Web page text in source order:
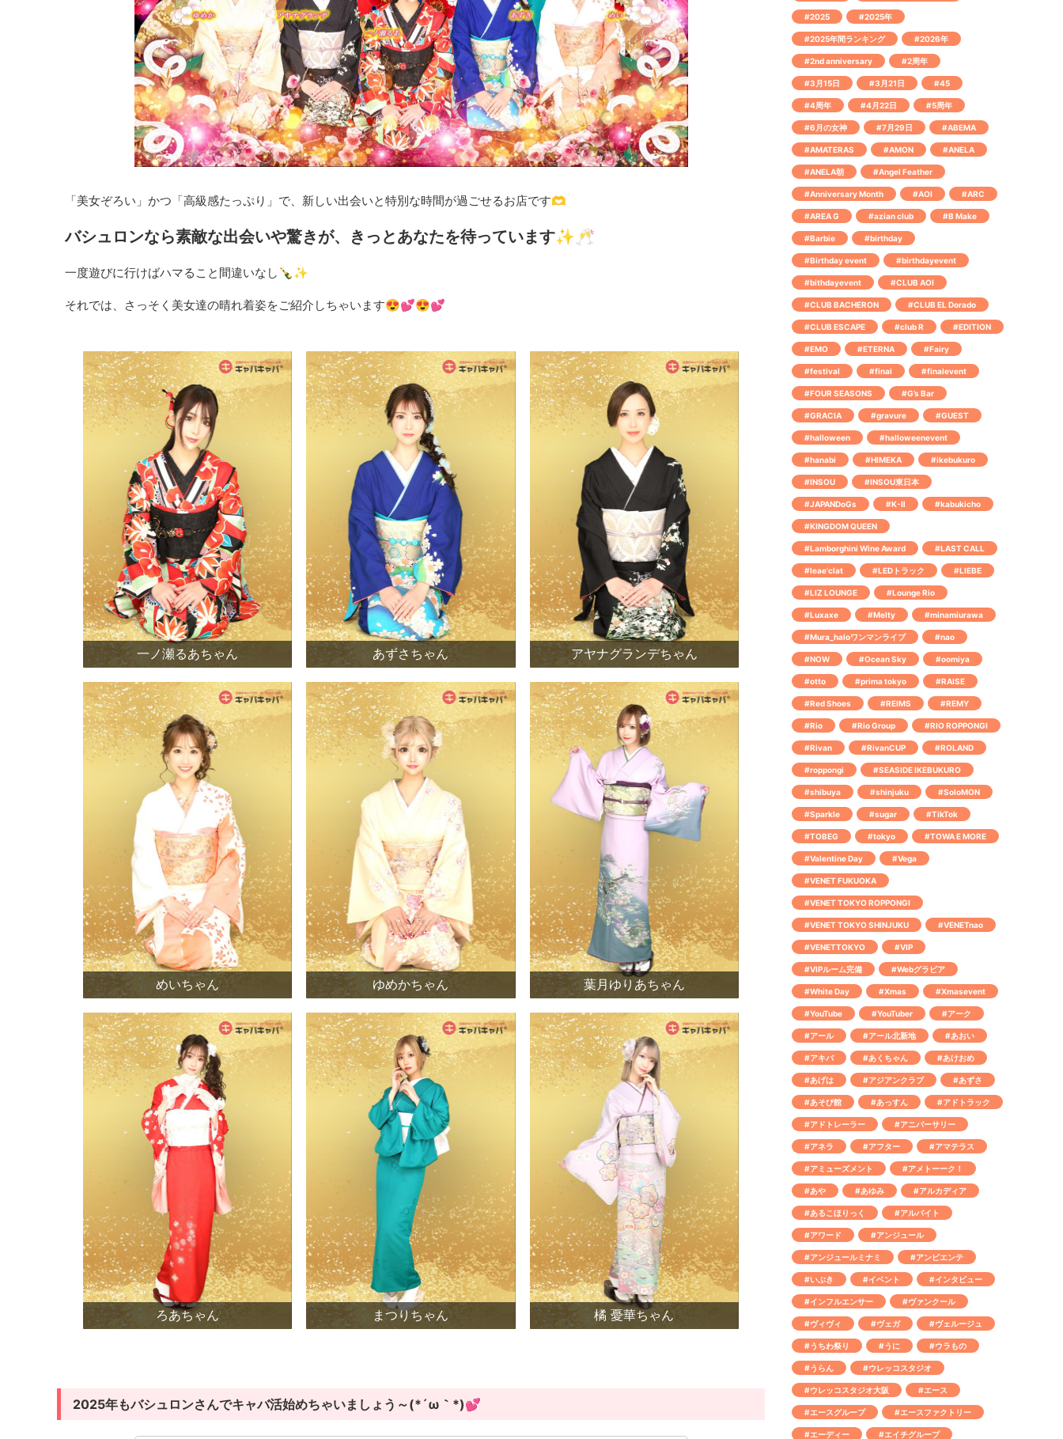
「美女ぞろい」かつ「高級感たっぷり」で、新しい出会いと特別な時間が過ごせるお店です🫶
バシュロンなら素敵な出会いや驚きが、きっとあなたを待っています✨🥂
一度遊びに行けばハマること間違いなし🍾✨
それでは、さっそく美女達の晴れ着姿をご紹介しちゃいます😍💕😍💕
一ノ瀬るあちゃん あずさちゃん アヤナグランデちゃん
めいちゃん ゆめかちゃん 葉月ゆりあちゃん
ろあちゃん まつりちゃん 橘 憂華ちゃん
2025年もバシュロンさんでキャバ活始めちゃいましょう～(*´ω｀*)💕
#2025 #2025年
#2025年間ランキング #2026年
#2nd anniversary #2周年
#3月15日 #3月21日 #45
#4周年 #4月22日 #5周年
#6月の女神 #7月29日 #ABEMA
#AMATERAS #AMON #ANELA
#ANELA朝 #Angel Feather
#Anniversary Month #AOI #ARC
#AREA G #azian club #B Make
#Barbie #birthday
#Birthday event #birthdayevent
#bithdayevent #CLUB AOI
#CLUB BACHERON #CLUB EL Dorado
#CLUB ESCAPE #club R #EDITION
#EMO #ETERNA #Fairy
#festival #final #finalevent
#FOUR SEASONS #G’s Bar
#GRACIA #gravure #GUEST
#halloween #halloweenevent
#hanabi #HIMEKA #ikebukuro
#INSOU #INSOU東日本
#JAPANDoGs #K-Ⅱ #kabukicho
#KINGDOM QUEEN
#Lamborghini Wine Award #LAST CALL
#leae'clat #LEDトラック #LIEBE
#LIZ LOUNGE #Lounge Rio
#Luxaxe #Melty #minamiurawa
#Mura_haloワンマンライブ #nao
#NOW #Ocean Sky #oomiya
#otto #prima tokyo #RAISE
#Red Shoes #REIMS #REMY
#Rio #Rio Group #RIO ROPPONGI
#Rivan #RivanCUP #ROLAND
#roppongi #SEASIDE IKEBUKURO
#shibuya #shinjuku #SoloMON
#Sparkle #sugar #TikTok
#TOBEG #tokyo #TOWA E MORE
#Valentine Day #Vega
#VENET FUKUOKA
#VENET TOKYO ROPPONGI
#VENET TOKYO SHINJUKU #VENETnao
#VENETTOKYO #VIP
#VIPルーム完備 #Webグラビア
#White Day #Xmas #Xmasevent
#YouTube #YouTuber #アーク
#アール #アール北新地 #あおい
#アキバ #あくちゃん #あけおめ
#あげは #アジアンクラブ #あずさ
#あそび館 #あっすん #アドトラック
#アドトレーラー #アニバーサリー
#アネラ #アフター #アマテラス
#アミューズメント #アメトーーク！
#あや #あゆみ #アルカディア
#あるこほりっく #アルバイト
#アワード #アンジュール
#アンジュールミナミ #アンビエンテ
#いぶき #イベント #インタビュー
#インフルエンサー #ヴァンクール
#ヴィヴィ #ヴェガ #ヴェルージュ
#うちわ祭り #うに #ウラもの
#うらん #ウレッコスタジオ
#ウレッコスタジオ大阪 #エース
#エースグループ #エースファクトリー
#エーディー #エイチグループ